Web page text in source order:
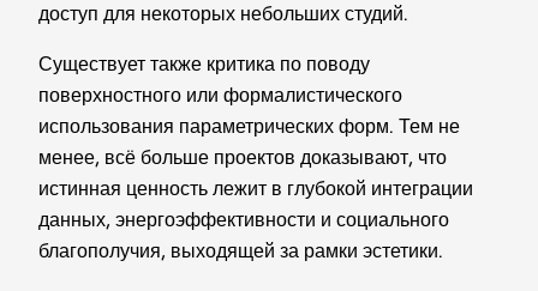
доступ для некоторых небольших студий.
Существует также критика по поводу
поверхностного или формалистического
использования параметрических форм. Тем не
менее, всё больше проектов доказывают, что
истинная ценность лежит в глубокой интеграции
данных, энергоэффективности и социального
благополучия, выходящей за рамки эстетики.